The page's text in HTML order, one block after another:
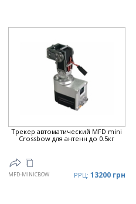
Трекер автоматический MFD mini
Crossbow для антенн до 0.5кг
MFD-MINICBOW РРЦ: 13200 грн